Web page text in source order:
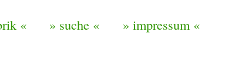
« » suche « » impressum «